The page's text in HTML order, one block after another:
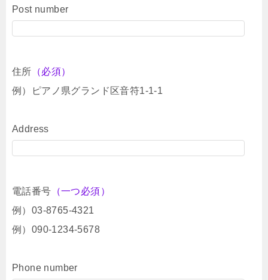
Post number
住所 （必須）
例）ピアノ県グランド区音符1-1-1
Address
電話番号 （一つ必須）
例）03-8765-4321
例）090-1234-5678
Phone number